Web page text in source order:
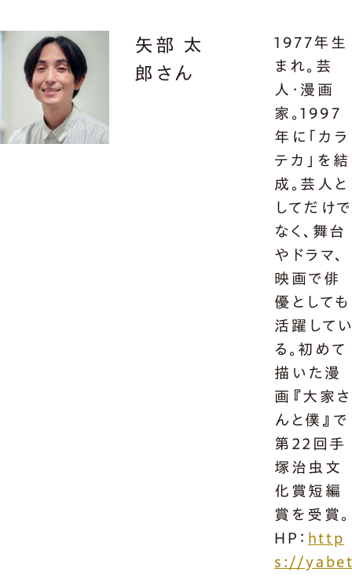
矢部 太
郎さん
1977年生
まれ。芸
人・漫画
家。1997
年に「カラ
テカ」を結
成。芸人と
してだけで
なく、舞台
やドラマ、
映画で俳
優としても
活躍して
る。初めて
描いた漫
画『大家さ
んと僕』で
第22回手
塚治虫文
化賞短編
賞を受賞。
HP： http
s://